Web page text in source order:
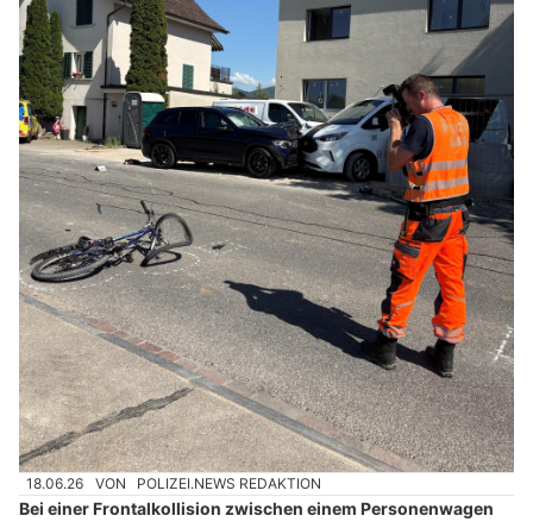
18.06.26 VON POLIZEI.NEWS REDAKTION
Bei einer Frontalkollision zwischen einem Personenwagen